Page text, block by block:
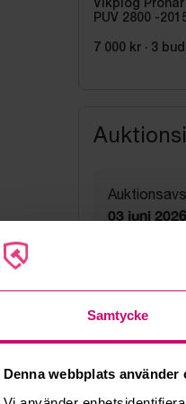
Samtycke
Denna webbplats använder
Vikplog Pronar
PUV 2800 -
7 000 kr · 3 bud
03 juni
Adress
Leksand
Export